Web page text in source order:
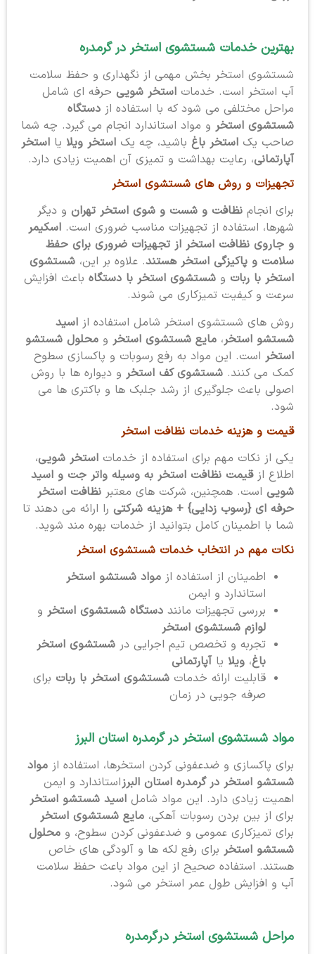
بهترین خدمات شستشوی استخر در گرمدره
شستشوی استخر بخش مهمی از نگهداری و حفظ سلامت
آب استخر است. خدمات استخر شوییحرفه ای شامل
مراحل مختلفی می شود که با استفاده از دستگاه
شستشوی استخرو مواد استاندارد انجام می گیرد. چه شما
صاحب یک استخر باغباشید، چه یک استخر ویلایا استخر
آپارتمانی، رعایت بهداشت و تمیزی آن اهمیت زیادی دارد.
تجهیزات و روش های شستشوی استخر
برای انجام نظافت و شست و شوی استخر تهرانو دیگر
شهرها، استفاده از تجهیزات مناسب ضروری است. اسکیمر
و جاروی نظافت استخر از تجهیزات ضروری برای حفظ
سلامت و پاکیزگی استخر هستند. علاوه بر این، شستشوی
استخر با رباتو شستشوی استخر با دستگاهباعث افزایش
سرعت و کیفیت تمیزکاری می شوند.
روش های شستشوی استخر شامل استفاده از اسید
شستشو استخر، مایع شستشوی استخرو محلول شستشو
استخراست. این مواد به رفع رسوبات و پاکسازی سطوح
کمک می کنند. شستشوی کف استخرو دیواره ها با روش
اصولی باعث جلوگیری از رشد جلبک ها و باکتری ها می
شود.
قیمت و هزینه خدمات نظافت استخر
یکی از نکات مهم برای استفاده از خدمات استخر شویی،
اطلاع از قیمت نظافت استخر به وسیله واتر جت و اسید
شوییاست. همچنین، شرکت های معتبر نظافت استخر
حرفه ای {رسوب زدایی} + هزینه شرکتیرا ارائه می دهند تا
شما با اطمینان کامل بتوانید از خدمات بهره مند شوید.
نکات مهم در انتخاب خدمات شستشوی استخر
اطمینان از استفاده از مواد شستشو استخر
استاندارد و ایمن
بررسی تجهیزات مانند دستگاه شستشوی استخرو
لوازم شستشوی استخر
تجربه و تخصص تیم اجرایی در شستشوی استخر
باغ، ویلایا آپارتمانی
قابلیت ارائه خدمات شستشوی استخر با رباتبرای
صرفه جویی در زمان
مواد شستشوی استخر در گرمدره استان البرز
برای پاکسازی و ضدعفونی کردن استخرها، استفاده از مواد
شستشو استخر در گرمدره استان البرزاستاندارد و ایمن
اهمیت زیادی دارد. این مواد شامل اسید شستشو استخر
برای از بین بردن رسوبات آهکی، مایع شستشوی استخر
برای تمیزکاری عمومی و ضدعفونی کردن سطوح، و محلول
شستشو استخربرای رفع لکه ها و آلودگی های خاص
هستند. استفاده صحیح از این مواد باعث حفظ سلامت
آب و افزایش طول عمر استخر می شود.
مراحل شستشوی استخر درگرمدره